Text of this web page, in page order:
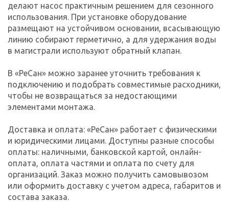
делают насос практичным решением для сезонного
использования. При установке оборудование
размещают на устойчивом основании, всасывающую
линию собирают герметично, а для удержания воды
в магистрали используют обратный клапан.
В «РеСан» можно заранее уточнить требования к
подключению и подобрать совместимые расходники,
чтобы не возвращаться за недостающими
элементами монтажа.
Доставка и оплата: «РеСан» работает с физическими
и юридическими лицами. Доступны разные способы
оплаты: наличными, банковской картой, онлайн-
оплата, оплата частями и оплата по счету для
организаций. Заказ можно получить самовывозом
или оформить доставку с учетом адреса, габаритов и
состава заказа.